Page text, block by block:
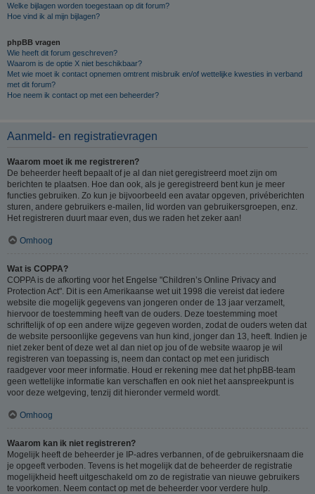
Welke bijlagen worden toegestaan op dit forum?
Hoe vind ik al mijn bijlagen?
phpBB vragen
Wie heeft dit forum geschreven?
Waarom is de optie X niet beschikbaar?
Met wie moet ik contact opnemen omtrent misbruik en/of wettelijke kwesties in verband
met dit forum?
Hoe neem ik contact op met een beheerder?
Aanmeld- en registratievragen
Waarom moet ik me registreren?
De beheerder heeft bepaalt of je al dan niet geregistreerd moet zijn om
berichten te plaatsen. Hoe dan ook, als je geregistreerd bent kun je meer
functies gebruiken. Zo kun je bijvoorbeeld een avatar opgeven, privéberichten
sturen, andere gebruikers e-mailen, lid worden van gebruikersgroepen, enz.
Het registreren duurt maar even, dus we raden het zeker aan!
Omhoog
Wat is COPPA?
COPPA is de afkorting voor het Engelse "Children’s Online Privacy and
Protection Act". Dit is een Amerikaanse wet uit 1998 die vereist dat iedere
website die mogelijk gegevens van jongeren onder de 13 jaar verzamelt,
hiervoor de toestemming heeft van de ouders. Deze toestemming moet
schriftelijk of op een andere wijze gegeven worden, zodat de ouders weten dat
de website persoonlijke gegevens van hun kind, jonger dan 13, heeft. Indien je
niet zeker bent of deze wet al dan niet op jou of de website waarop je wil
registreren van toepassing is, neem dan contact op met een juridisch
raadgever voor meer informatie. Houd er rekening mee dat het phpBB-team
geen wettelijke informatie kan verschaffen en ook niet het aanspreekpunt is
voor deze wetgeving, tenzij dit hieronder vermeld wordt.
Omhoog
Waarom kan ik niet registreren?
Mogelijk heeft de beheerder je IP-adres verbannen, of de gebruikersnaam die
je opgeeft verboden. Tevens is het mogelijk dat de beheerder de registratie
mogelijkheid heeft uitgeschakeld om zo de registratie van nieuwe gebruikers
te voorkomen. Neem contact op met de beheerder voor verdere hulp.